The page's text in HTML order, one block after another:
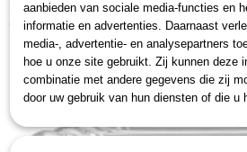
Ook interessant
aanbieden van sociale media-functies en
informatie en advertenties. Daarnaast
media-, advertentie- en analysepartners
hoe u onze site gebruikt. Zij kunnen deze
combinatie met andere gegevens die zij
door uw gebruik van hun diensten of die u